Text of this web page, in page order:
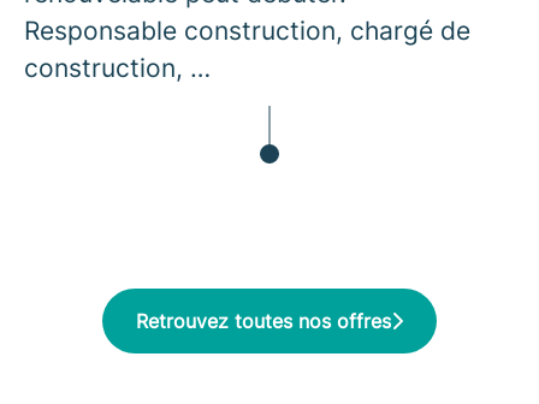
Responsable construction, chargé de
construction, …
Retrouvez toutes nos offres